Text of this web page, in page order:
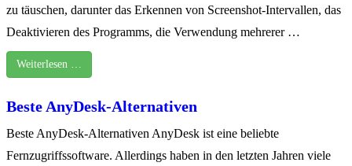
zu täuschen, darunter das Erkennen von Screenshot-Intervallen, das
Deaktivieren des Programms, die Verwendung mehrerer …
Weiterlesen …
Beste AnyDesk-Alternativen
Beste AnyDesk-Alternativen AnyDesk ist eine beliebte
Fernzugriffssoftware. Allerdings haben in den letzten Jahren viele